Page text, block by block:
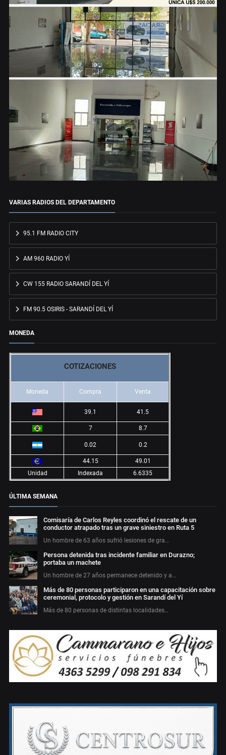
VARIAS RADIOS DEL DEPARTAMENTO
95.1 FM RADIO CITY
AM 960 RADIO YÍ
CW 155 RADIO SARANDÍ DEL YÍ
FM 90.5 OSIRIS - SARANDÍ DEL YÍ
MONEDA
COTIZACIONES
Moneda Compra Venta
39.1 41.5
7 8.7
0.02 0.2
44.15
49.01
Unidad
Indexada 6.6335
ÚLTIMA SEMANA
Comisaría de Carlos Reyles coordinó el rescate de un
conductor atrapado tras un grave siniestro en Ruta 5
Un hombre de 63 años sufrió lesiones de gra…
Persona detenida tras incidente familiar en Durazno;
portaba un machete
Un hombre de 27 años permanece detenido y a…
Más de 80 personas participaron en una capacitación sobre
ceremonial, protocolo y gestión en Sarandí del Yí
Más de 80 personas de distintas localidades…